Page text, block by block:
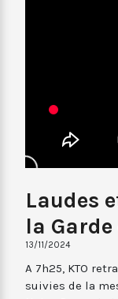
Laudes
la
13/11/2024
A 7h25, KTO
suivies de la